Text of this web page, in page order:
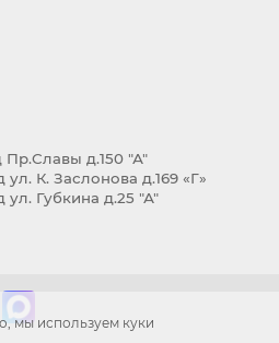
мы используем куки
д.150 "А"
К. Заслонова д.169 «Г»
Губкина д.25 "А"